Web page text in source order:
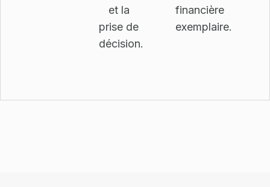
et la
prise de
décision.
financière
exemplaire.